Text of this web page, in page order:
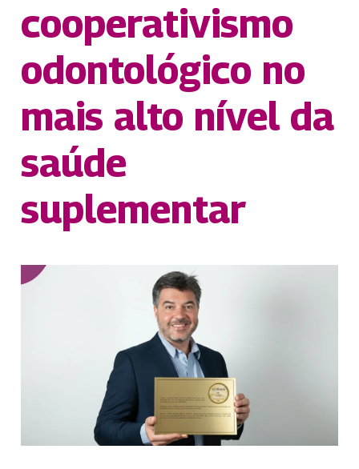
cooperativismo
odontológico no
mais alto nível da
saúde
suplementar